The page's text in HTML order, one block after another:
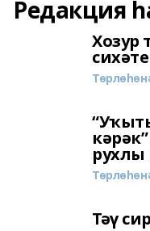
Редакция
Хозур
рухлы
Тәү